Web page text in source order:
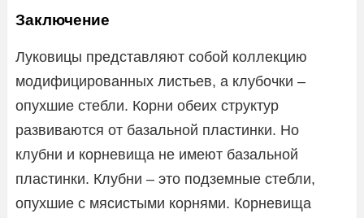
Заключение
Луковицы представляют собой коллекцию
модифицированных листьев, а клубочки –
опухшие стебли. Корни обеих структур
развиваются от базальной пластинки. Но
клубни и корневища не имеют базальной
пластинки. Клубни – это подземные стебли,
опухшие с мясистыми корнями. Корневища